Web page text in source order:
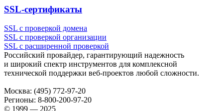
SSL-сертификаты
SSL с проверкой домена
SSL с проверкой организации
SSL с расширенной проверкой
Российский провайдер, гарантирующий надежность
и широкий спектр инструментов для комплексной
технической поддержки веб-проектов любой сложности.
Москва: (495) 772-97-20
Регионы: 8-800-200-97-20
© 1999 — 2025